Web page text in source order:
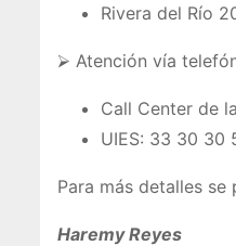
Rivera del Río
⮚ Atención vía
Call Center de
UIES: 33 30 30
Para más detalles
Haremy Reyes